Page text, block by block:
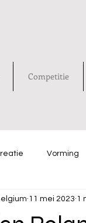
Competitie
Vorming
11 mei 2023 1